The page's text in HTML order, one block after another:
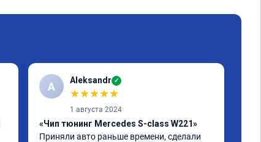
A Aleksandr ✓
★★★★★
1 августа 2024
«Чип тюнинг Mercedes S-class W221»
Приняли авто раньше времени, сделали